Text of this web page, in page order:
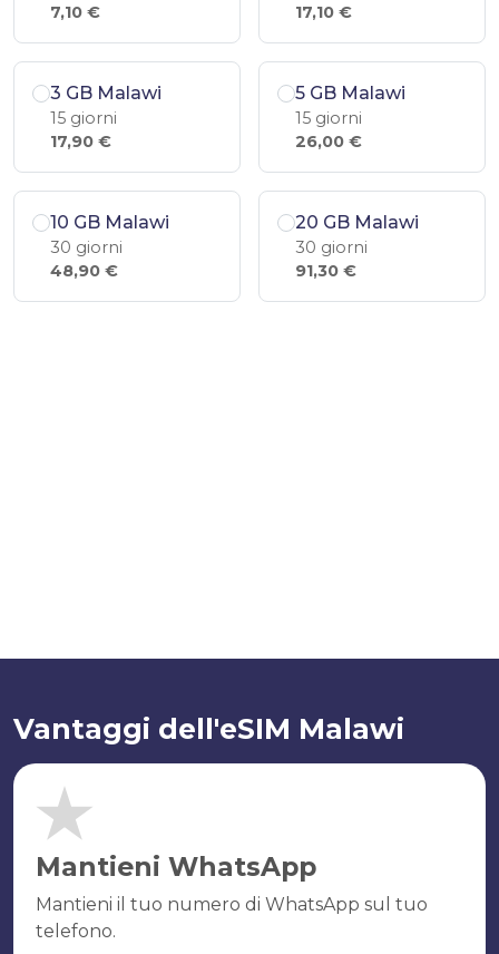
7,10 €
17,10 €
3 GB Malawi
15 giorni
17,90 €
5 GB Malawi
15 giorni
26,00 €
10 GB Malawi
30 giorni
48,90 €
20 GB Malawi
30 giorni
91,30 €
Vantaggi dell'eSIM Malawi
Mantieni WhatsApp
Mantieni il tuo numero di WhatsApp sul tuo
telefono.